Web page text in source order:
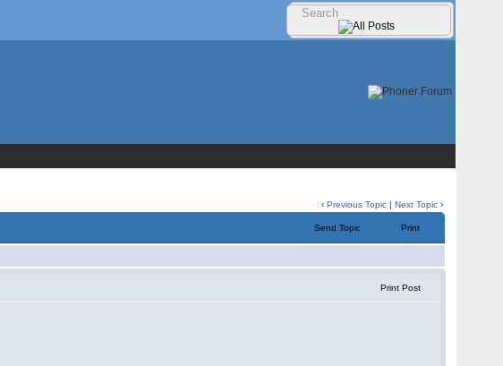
‹Previous Topic |Next Topic ›
Send Topic Print
Print Post